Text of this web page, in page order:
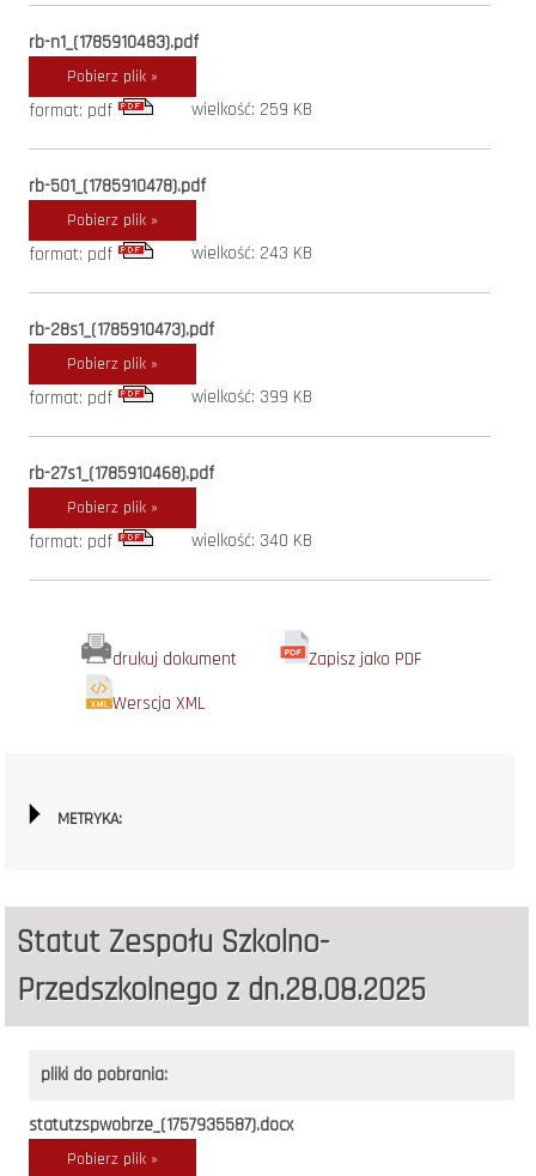
rb-n1_(1785910483).pdf
Pobierz plik »
format: pdf wielkość: 259 KB
rb-501_(1785910478).pdf
Pobierz plik »
format: pdf wielkość: 243 KB
rb-28s1_(1785910473).pdf
Pobierz plik »
format: pdf wielkość: 399 KB
rb-27s1_(1785910468).pdf
Pobierz plik »
format: pdf wielkość: 340 KB
drukuj dokument
Zapisz jako PDF
Werscja XML
METRYKA:
Statut Zespołu Szkolno-
Przedszkolnego z dn.28.08.2025
pliki do pobrania:
statutzspwobrze_(1757935587).docx
Pobierz plik »